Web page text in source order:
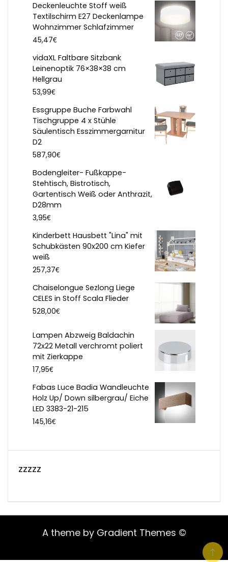
Deckenleuchte Stoff weiß
Textilschirm E27 Deckenlampe
Wohnzimmer Schlafzimmer
45,47€
vidaXL Faltbare Sitzbank
Leinenoptik 76×38×38 cm
Hellgrau
53,99€
Essgruppe Buche Farbwahl
Tischgruppe 4 x Stühle
Säulentisch Esszimmergarnitur
D2
587,90€
Bodengleiter- Fußkappe-
Stehtisch, Bistrotisch,
Gartentisch Weiß oder Anthrazit,
D28mm
3,95€
Kinderbett Hausbett "Lina" mit
Schubkästen 90x200 cm Kiefer
weiß
257,37€
Chaiselongue Sezlong Liege
CELES in Stoff Scala Flieder
528,00€
Lampen Abzweig Baldachin
72x22 Metall verchromt poliert
mit Zierkappe
17,95€
Fabas Luce Badia Wandleuchte
Holz Up/ Down silbergrau/ Eiche
LED 3383-21-215
145,16€
zzzzz
A theme by Gradient Themes ©